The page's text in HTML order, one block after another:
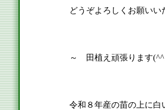
どうぞよろしくお願いい
～ 田植え頑張ります
令和８年産の苗の上に白